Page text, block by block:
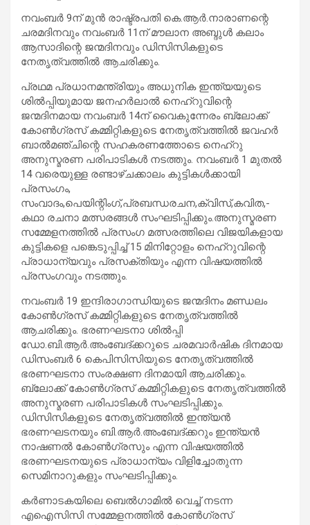
നവംബര്‍ 9ന് മുന്‍ രാഷ്ട്രപതി കെ.ആര്‍.നാരാണന്റെ
ചരമദിനവും നവംബര്‍ 11ന് മൗലാന അബ്ദുള്‍ കലാം
ആസാദിന്റെ ജന്മദിനവും ഡിസിസികളുടെ
നേതൃത്വത്തില്‍ ആചരിക്കും.
പ്രഥമ പ്രധാനമന്ത്രിയും അധുനിക ഇന്ത്യയുടെ
ശില്‍പ്പിയുമായ ജനഹര്‍ലാല്‍ നെഹ്‌റുവിന്റെ
ജന്മദിനമായ നവംബര്‍ 14ന് വൈകുന്നേരം ബ്ലോക്ക്
കോണ്‍ഗ്രസ് കമ്മിറ്റികളുടെ നേതൃത്വത്തില്‍ ജവഹര്‍
ബാല്‍മഞ്ചിന്റെ സഹകരണത്തോടെ നെഹ്‌റു
അനുസ്മരണ പരിപാടികള്‍ നടത്തും. നവംബര്‍ 1 മുതല്‍
14 വരെയുള്ള രണ്ടാഴ്ചക്കാലം കുട്ടികള്‍ക്കായി
പ്രസംഗം,
സംവാദം,പെയിന്റിംഗ്,പ്രബന്ധരചന,ക്വിസ്,കവിത,-
കഥാ രചനാ മത്സരങ്ങള്‍ സംഘടിപ്പിക്കും.അനുസ്മരണ
സമ്മേളനത്തില്‍ പ്രസംഗ മത്സരത്തിലെ വിജയികളായ
കുട്ടികളെ പങ്കെടുപ്പിച്ച് 15 മിനിറ്റോളം നെഹ്‌റുവിന്റെ
പ്രാധാന്യവും പ്രസക്തിയും എന്ന വിഷയത്തില്‍
പ്രസംഗവും നടത്തും.
നവംബര്‍ 19 ഇന്ദിരാഗാന്ധിയുടെ ജന്മദിനം മണ്ഡലം
കോണ്‍ഗ്രസ് കമ്മിറ്റികളുടെ നേതൃത്വത്തില്‍
ആചരിക്കും. ഭരണഘടനാ ശില്‍പ്പി
ഡോ.ബി.ആര്‍.അംബേദ്ക്കറുടെ ചരമവാര്‍ഷിക ദിനമായ
ഡിസംബര്‍ 6 കെപിസിസിയുടെ നേതൃത്വത്തില്‍
ഭരണഘടനാ സംരക്ഷണ ദിനമായി ആചരിക്കും.
ബ്ലോക്ക് കോണ്‍ഗ്രസ് കമ്മിറ്റികളുടെ നേതൃത്വത്തില്‍
അനുസ്മരണ പരിപാടികള്‍ സംഘടിപ്പിക്കും.
ഡിസിസികളുടെ നേതൃത്വത്തില്‍ ഇന്ത്യന്‍
ഭരണഘടനയും ബി.ആര്‍.അംബേദ്ക്കറും ഇന്ത്യന്‍
നാഷണല്‍ കോണ്‍ഗ്രസും എന്ന വിഷയത്തില്‍
ഭരണഘടനയുടെ പ്രാധാന്യം വിളിച്ചോതുന്ന
സെമിനാറുകളും സംഘടിപ്പിക്കും.
കര്‍ണാടകയിലെ ബെല്‍ഗാമില്‍ വെച്ച് നടന്ന
എഐസിസി സമ്മേളനത്തില്‍ കോണ്‍ഗ്രസ്